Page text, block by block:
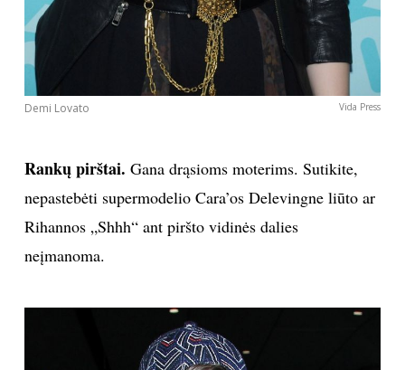
Demi Lovato Vida Press
Rankų pirštai. Gana drąsioms moterims. Sutikite,
nepastebėti supermodelio Cara’os Delevingne liūto ar
Rihannos „Shhh“ ant piršto vidinės dalies
neįmanoma.